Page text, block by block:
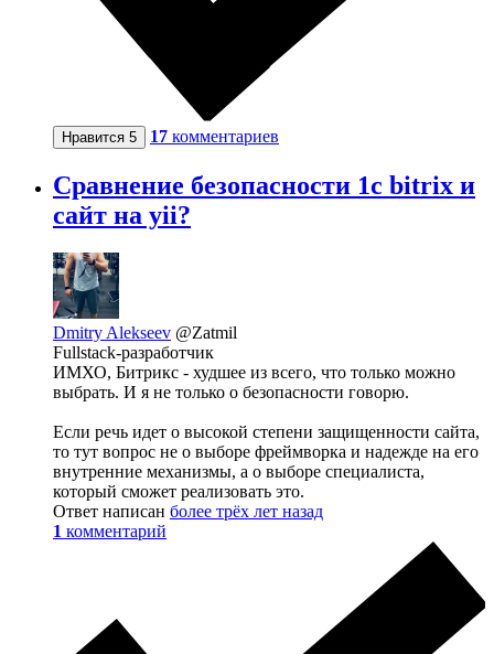
Нравится 5 17 комментариев
Сравнение безопасности 1c bitrix и
сайт на yii?
Dmitry Alekseev @Zatmil
Fullstack-разработчик
ИМХО, Битрикс - худшее из всего, что только можно
выбрать. И я не только о безопасности говорю.
Если речь идет о высокой степени защищенности сайта,
то тут вопрос не о выборе фреймворка и надежде на его
внутренние механизмы, а о выборе специалиста,
который сможет реализовать это.
Ответ написан более трёх лет назад
1 комментарий